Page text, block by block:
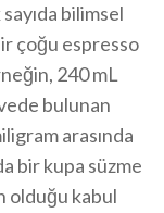
bilimsel
çoğu espresso
240 mL
bulunan
arasında
bir kupa süzme
olduğu kabul